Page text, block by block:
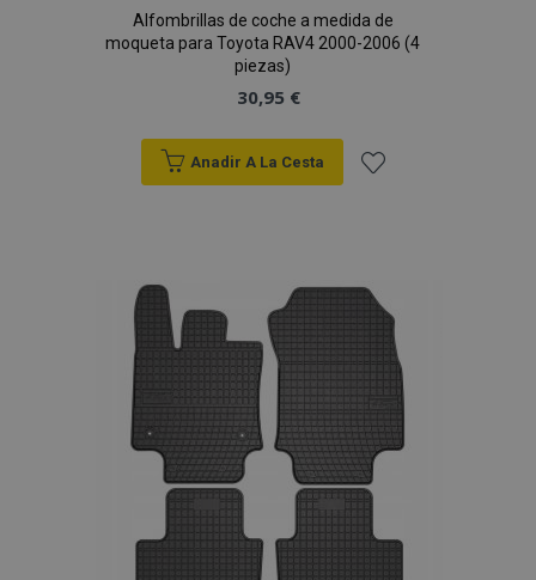
Alfombrillas de coche a medida de
moqueta para Toyota RAV4 2000-2006 (4
piezas)
30,95 €
Anadir A La Cesta
Lista
de
Deseos